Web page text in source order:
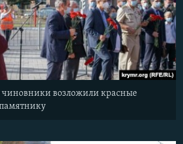
чиновники возложили красные